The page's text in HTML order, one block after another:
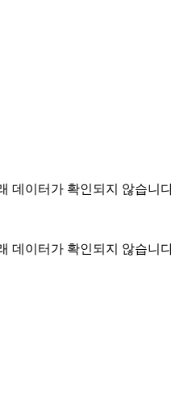
데이터가 확인되지 않습니
데이터가 확인되지 않습니